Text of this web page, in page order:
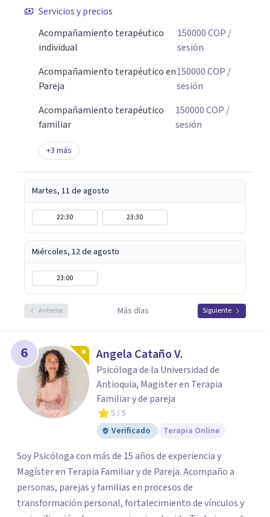
Servicios y precios
Acompañamiento terapéutico
individual
150000COP /
sesión
Acompañamiento terapéutico en
Pareja
150000COP /
sesión
Acompañamiento terapéutico
familiar
150000COP /
sesión
+3 más
Martes, 11 de agosto
22:30 23:30
Miércoles, 12 de agosto
23:00
Anterior Más días Siguiente
6 Angela Cataño V.
Psicóloga de la Universidad de
Antioquia, Magister en Terapia
Familiar y de pareja
5 / 5
Verificado
Terapia Online
Soy Psicóloga con más de 15 años de experiencia y
Magíster en Terapia Familiar y de Pareja. Acompaño a
personas, parejas y familias en procesos de
transformación personal, fortalecimiento de vínculos y